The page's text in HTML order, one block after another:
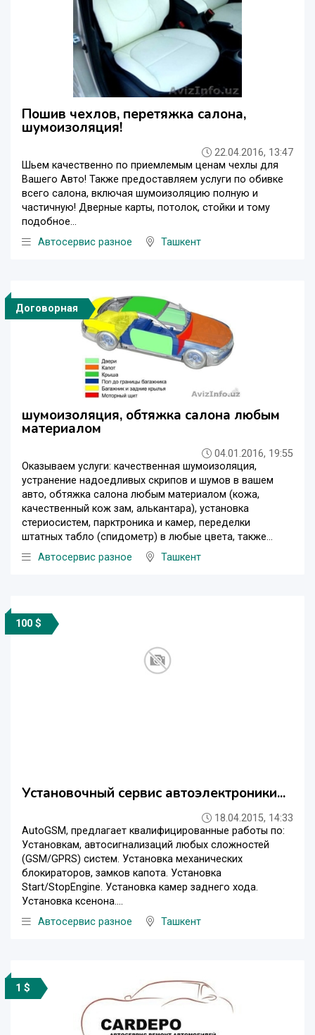
Пошив чехлов, перетяжка салона,
шумоизоляция!
22.04.2016, 13:47
Шьем качественно по приемлемым ценам чехлы для
Вашего Авто! Также предоставляем услуги по обивке
всего салона, включая шумоизоляцию полную и
частичную! Дверные карты, потолок, стойки и тому
подобное...
Автосервис разное
Ташкент
Договорная
шумоизоляция, обтяжка салона любым
материалом
04.01.2016, 19:55
Оказываем услуги: качественная шумоизоляция,
устранение надоедливых скрипов и шумов в вашем
авто, обтяжка салона любым материалом (кожа,
качественный кож зам, алькантара), установка
стериосистем, парктроника и камер, переделки
штатных табло (спидометр) в любые цвета, также...
Автосервис разное
Ташкент
100 $
Установочный сервис автоэлектроники...
18.04.2015, 14:33
AutoGSM, предлагает квалифицированные работы по:
Установкам, автосигнализаций любых сложностей
(GSM/GPRS) систем. Установка механических
блокираторов, замков капота. Установка
Start/StopEngine. Установка камер заднего хода.
Установка ксенона....
Автосервис разное
Ташкент
1 $